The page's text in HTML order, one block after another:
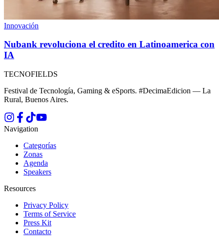
Innovación
Nubank revoluciona el credito en Latinoamerica con
IA
TECNOFIELDS
Festival de Tecnología, Gaming & eSports. #DecimaEdicion — La
Rural, Buenos Aires.
Navigation
Categorías
Zonas
Agenda
Speakers
Resources
Privacy Policy
Terms of Service
Press Kit
Contacto